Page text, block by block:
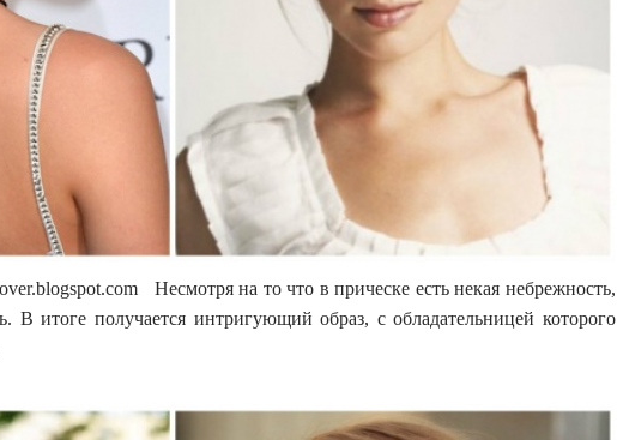
Несмотря на то что в прическе есть некая небрежность,
В итоге получается интригующий образ, с обладательницей которого